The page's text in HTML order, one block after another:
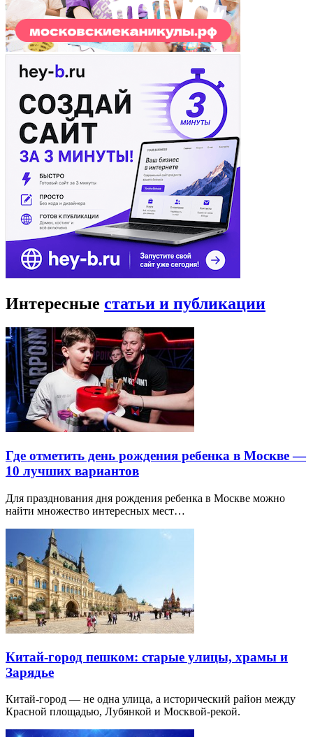
Интересные статьи и публикации
Где отметить день рождения ребенка в Москве —
10 лучших вариантов
Для празднования дня рождения ребенка в Москве можно
найти множество интересных мест…
Китай-город пешком: старые улицы, храмы и
Зарядье
Китай-город — не одна улица, а исторический район между
Красной площадью, Лубянкой и Москвой-рекой.